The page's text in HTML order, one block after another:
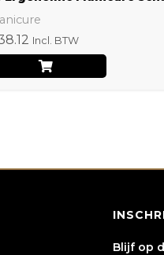
Incl. BTW
Blijf op